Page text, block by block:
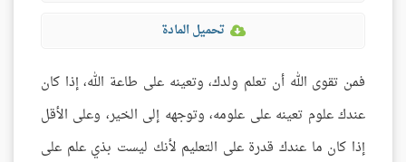
تحميل المادة
فمن تقوى الله أن تعلم ولدك، وتعينه على طاعة الله، إذا كان
عندك علوم تعينه على علومه، وتوجهه إلى الخير، وعلى الأقل
إذا كان ما عندك قدرة على التعليم لأنك ليست بذي علم على